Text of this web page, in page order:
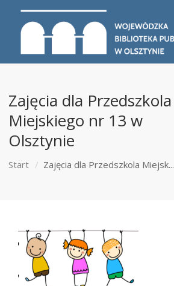
Zajęcia dla Przedszkola
Miejskiego nr 13 w
Olsztynie
Start Zajęcia dla Przedszkola Miejsk...